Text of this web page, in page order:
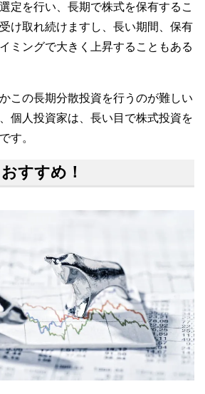
定を行い、長期で株式を保有するこ
け取れ続けますし、長い期間、保有
ミングで大きく上昇することもある
この長期分散投資を行うのが難しい
個人投資家は、長い目で株式投資を
す。
すすめ！